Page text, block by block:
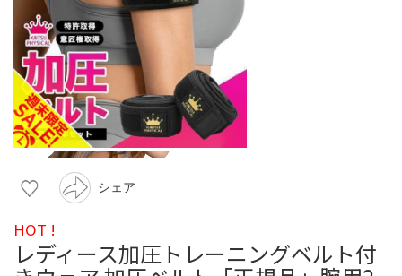
シェア
HOT !
レディース加圧トレーニングベルト付